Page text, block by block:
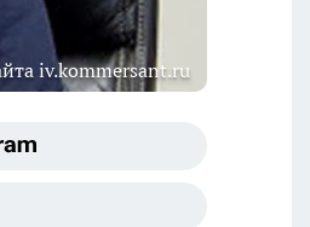
iv.kommersant.ru